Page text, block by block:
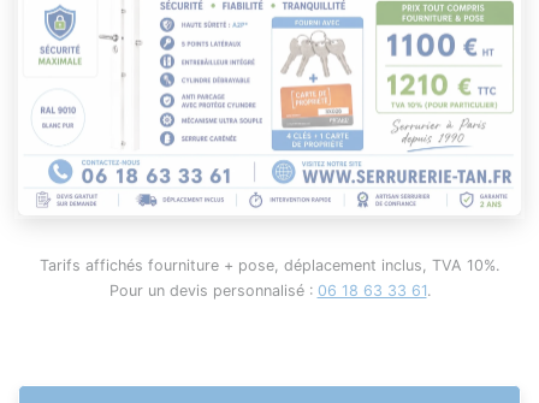
Tarifs affichés fourniture + pose, déplacement inclus, TVA 10%.
Pour un devis personnalisé : 06 18 63 33 61.